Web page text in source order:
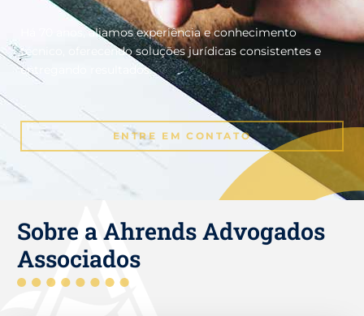
Há 70 anos, aliamos experiência e conhecimento
técnico, oferecendo soluções jurídicas consistentes e
entregando resultados.
ENTRE EM CONTATO
Sobre a Ahrends Advogados
Associados